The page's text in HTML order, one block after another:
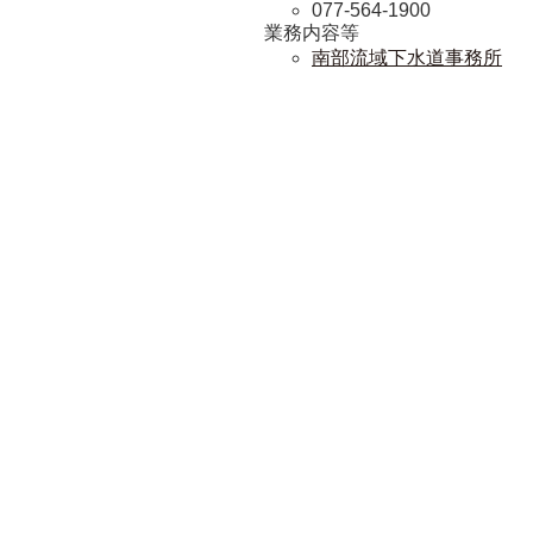
077-564-1900
業務内容等
南部流域下水道事務所